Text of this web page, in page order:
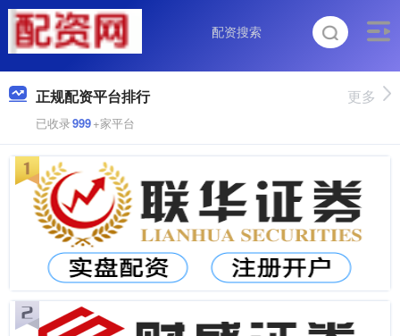
正规配资平台排行
已收录999+家平台
更多